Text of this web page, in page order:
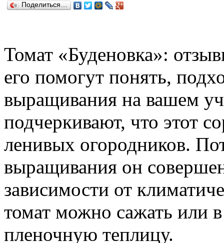
Поделиться…
Томат «Буденовка»:
его помогут понять,
выращивания на вашем
подчеркивают, что этот
ленивых огородников.
выращивания он
зависимости от
томат можно сажать или
пленочную теплицу.